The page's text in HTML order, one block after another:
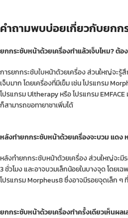
คำถามพบบ่อยเกี่ยวกับยกก
ยกกระชับหน้าด้วยเครื่องทำแล้วเจ็บไหม? ต้อ
การยกกระชับใบหน้าด้วยเครื่อง ส่วนใหญ่จะรู้
เจ็บมาก โดยเครื่องที่มีเข็ม เช่น โปรแกรม
โปรแกรม Ultherapy หรือ โปรแกรม
ก็สามารถขอทายาชาเพิ่มได้
หลังทำยกกระชับหน้าด้วยเครื่องจะบวม แดง
หลังทำยกกระชับหน้าด้วยเครื่อง ส่วนใหญ่จะมี
3 ชั่วโมง และอาจบวมเล็กน้อยในบางจุด โดยเฉ
โปรแกรม Morpheus8 ซึ่งอาจมีรอยจุดเล็ก ๆ
ยกกระชับหน้าด้วยเครื่องทำครั้งเดียวเห็นผลเ